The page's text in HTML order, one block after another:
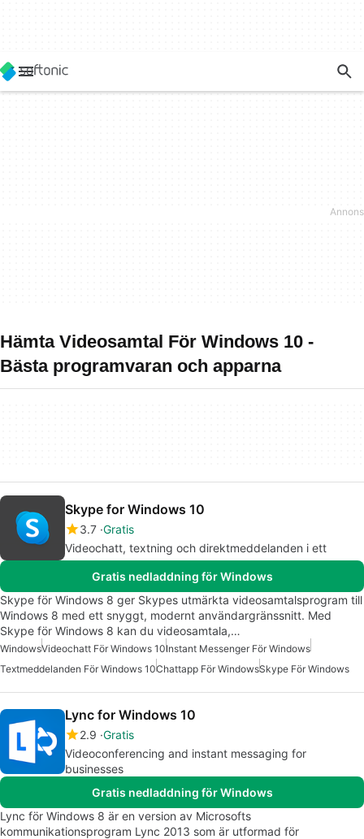
Hämta Videosamtal För Windows 10 -
Bästa programvaran och apparna
Skype for Windows 10
3.7 Gratis
Videochatt, textning och direktmeddelanden i ett
Gratis nedladdning för Windows
Skype för Windows 8 ger Skypes utmärkta videosamtalsprogram till
Windows 8 med ett snyggt, modernt användargränssnitt. Med
Skype för Windows 8 kan du videosamtala,…
WindowsVideochatt För Windows 10Instant Messenger För Windows
Textmeddelanden För Windows 10Chattapp För WindowsSkype För Windows
Lync for Windows 10
2.9 Gratis
Videoconferencing and instant messaging for
businesses
Gratis nedladdning för Windows
Lync för Windows 8 är en version av Microsofts
kommunikationsprogram Lync 2013 som är utformad för